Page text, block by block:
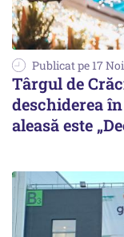
Publicat pe 17
Târgul de
deschiderea
aleasă este